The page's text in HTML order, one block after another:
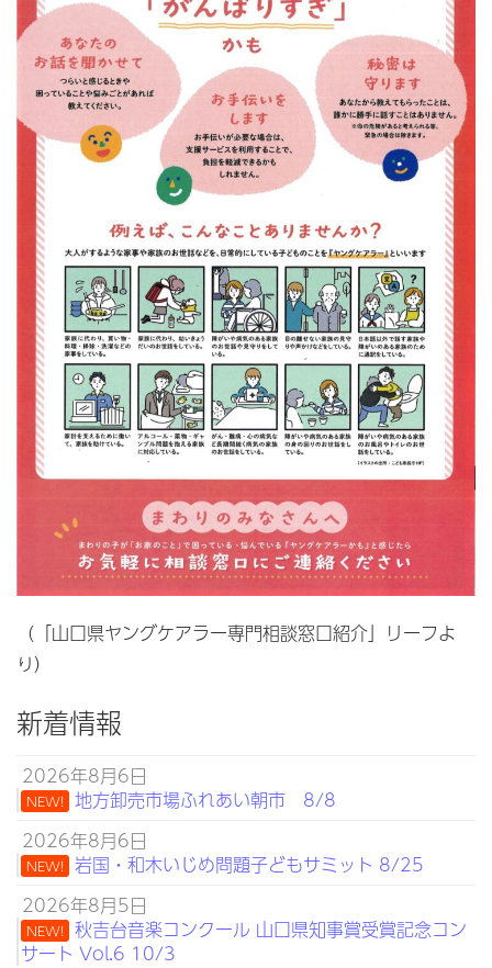
（「山口県ヤングケアラー専門相談窓口紹介」リーフよ
り）
新着情報
2026年8月6日
NEW! 地方卸売市場ふれあい朝市 8/8
2026年8月6日
NEW! 岩国・和木いじめ問題子どもサミット 8/25
2026年8月5日
NEW! 秋吉台音楽コンクール 山口県知事賞受賞記念コン
サート Vol.6 10/3